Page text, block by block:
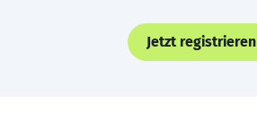
Jetzt registrieren